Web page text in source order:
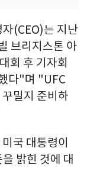
(CEO)는 지난
브리지스톤 아
회 후 기자회
다"며 "UFC
밀지 준비하
국 대통령이
밝힌 것에 대